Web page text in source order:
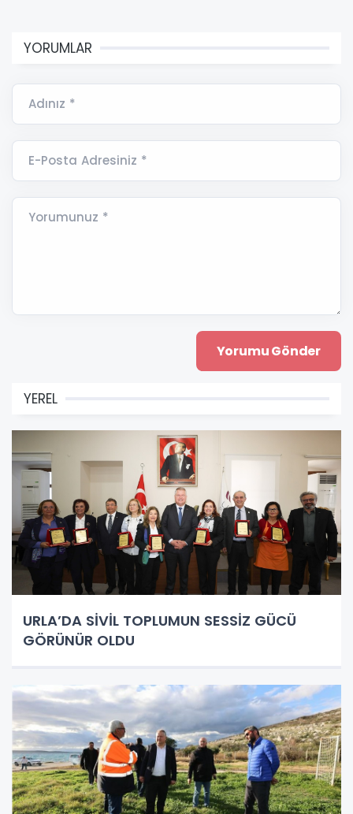
YORUMLAR
Adınız *
E-Posta Adresiniz *
Yorumunuz *
YEREL
URLA’DA SİVİL TOPLUMUN SESSİZ GÜCÜ
GÖRÜNÜR OLDU